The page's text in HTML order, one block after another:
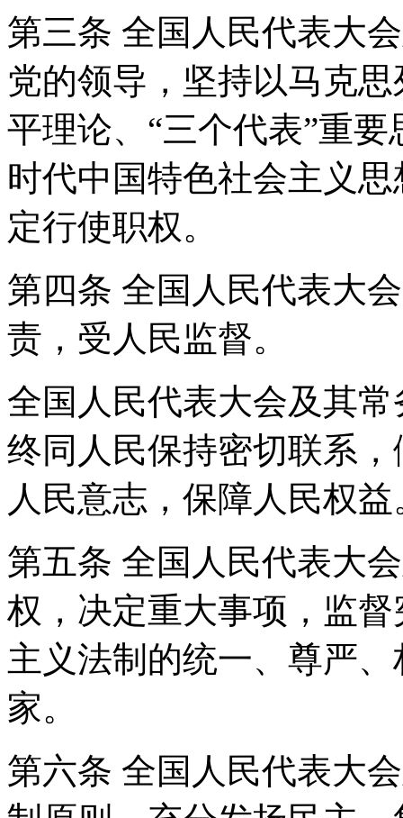
第三条 全国人民代表大
党的领导，坚持以马克
平理论、“三个代表”重
时代中国特色社会主义
定行使职权。
第四条 全国人民代表大
责，受人民监督。
全国人民代表大会及其
终同人民保持密切联系
人民意志，保障人民权益
第五条 全国人民代表大
权，决定重大事项，监
主义法制的统一、尊严
家。
第六条 全国人民代表大